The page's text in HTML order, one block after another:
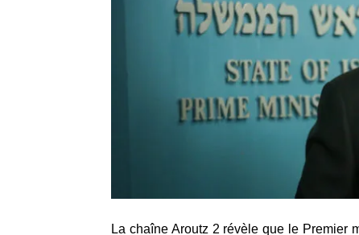
La chaîne Aroutz 2 révèle que le Premier